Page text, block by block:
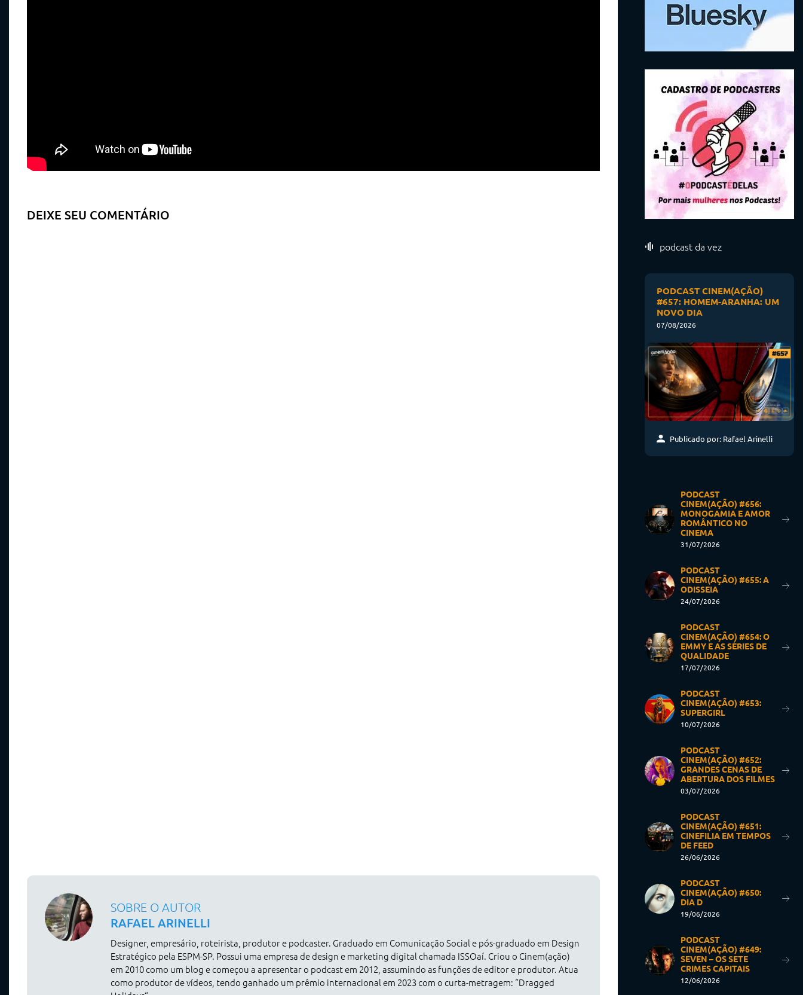
DEIXE SEU COMENTÁRIO
SOBRE O AUTOR
RAFAEL ARINELLI
Designer, empresário, roteirista, produtor e podcaster. Graduado em Comunicação Social e pós-graduado em Design
Estratégico pela ESPM-SP. Possui uma empresa de design e marketing digital chamada ISSOaí. Criou o Cinem(ação)
em 2010 como um blog e começou a apresentar o podcast em 2012, assumindo as funções de editor e produtor. Atua
como produtor de vídeos, tendo ganhado um prêmio internacional em 2023 com o curta-metragem: “Dragged
podcast da vez
PODCAST CINEM(AÇÃO)
#657: HOMEM-ARANHA: UM
NOVO DIA
07/08/2026
Publicado por: Rafael Arinelli
PODCAST
CINEM(AÇÃO) #656:
MONOGAMIA E AMOR
ROMÂNTICO NO
CINEMA
31/07/2026
PODCAST
CINEM(AÇÃO) #655: A
ODISSEIA
24/07/2026
PODCAST
CINEM(AÇÃO) #654: O
EMMY E AS SÉRIES DE
QUALIDADE
17/07/2026
PODCAST
CINEM(AÇÃO) #653:
SUPERGIRL
10/07/2026
PODCAST
CINEM(AÇÃO) #652:
GRANDES CENAS DE
ABERTURA DOS FILMES
03/07/2026
PODCAST
CINEM(AÇÃO) #651:
CINEFILIA EM TEMPOS
DE FEED
26/06/2026
PODCAST
CINEM(AÇÃO) #650:
DIA D
19/06/2026
PODCAST
CINEM(AÇÃO) #649:
SEVEN – OS SETE
CRIMES CAPITAIS
12/06/2026